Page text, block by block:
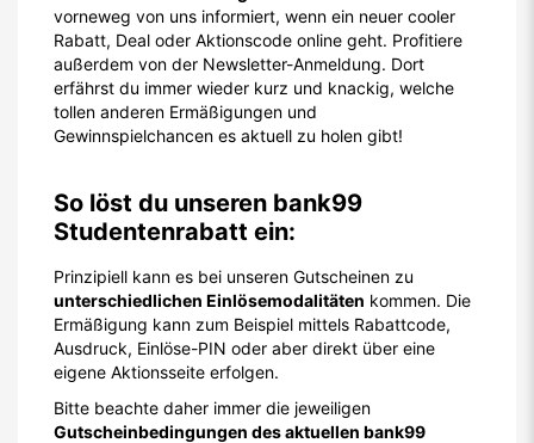
vorneweg von uns informiert, wenn ein neuer cooler
Rabatt, Deal oder Aktionscode online geht. Profitiere
außerdem von der Newsletter-Anmeldung. Dort
erfährst du immer wieder kurz und knackig, welche
tollen anderen Ermäßigungen und
Gewinnspielchancen es aktuell zu holen gibt!
So löst du unseren bank99
Studentenrabatt ein:
Prinzipiell kann es bei unseren Gutscheinen zu
unterschiedlichen Einlösemodalitäten kommen. Die
Ermäßigung kann zum Beispiel mittels Rabattcode,
Ausdruck, Einlöse-PIN oder aber direkt über eine
eigene Aktionsseite erfolgen.
Bitte beachte daher immer die jeweiligen
Gutscheinbedingungen des aktuellen bank99